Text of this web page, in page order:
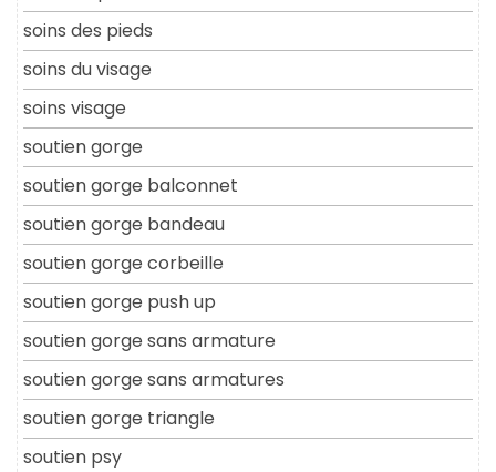
soins des pieds
soins du visage
soins visage
soutien gorge
soutien gorge balconnet
soutien gorge bandeau
soutien gorge corbeille
soutien gorge push up
soutien gorge sans armature
soutien gorge sans armatures
soutien gorge triangle
soutien psy